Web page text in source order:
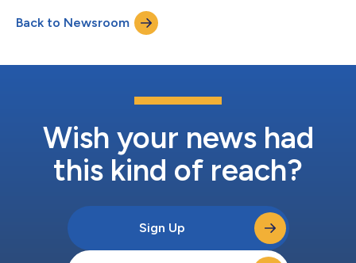
und Organisationen aus Wirtschaft, Landes- und
Kommunalverwaltung, Versorgungswirtschaft, Energie, Handel,
Gesundheitswesen, Telekommunikation...
Back to Newsroom
Wish your news had
this kind of reach?
Sign Up